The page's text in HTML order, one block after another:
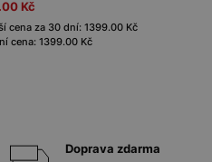
Kč
cena za 30 dní: 1399.00 Kč
cena: 1399.00 Kč
Doprava zdarma